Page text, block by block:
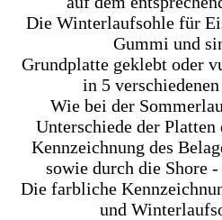
Die Winterlaufsohle für
Gummi und
Grundplatte geklebt oder
in 5
Wie bei der
Unterschiede der
Kennzeichnung des
sowie durch die Shore
Die farbliche
und